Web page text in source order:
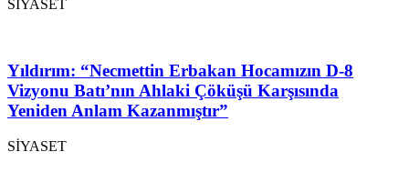
SİYASET
Yıldırım: “Necmettin Erbakan Hocamızın D-8
Vizyonu Batı’nın Ahlaki Çöküşü Karşısında
Yeniden Anlam Kazanmıştır”
SİYASET